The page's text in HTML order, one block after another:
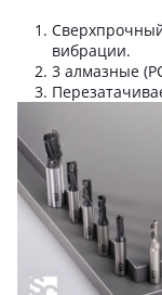
вибрации.
3 алмазные